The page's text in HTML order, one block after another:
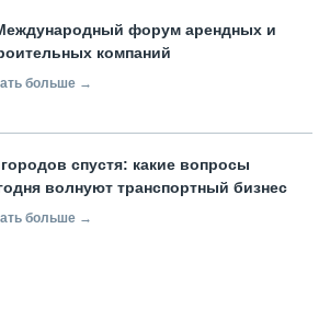
форум арендных и
компаний
больше →
городов спустя: какие вопросы
волнуют транспортный бизнес
больше →